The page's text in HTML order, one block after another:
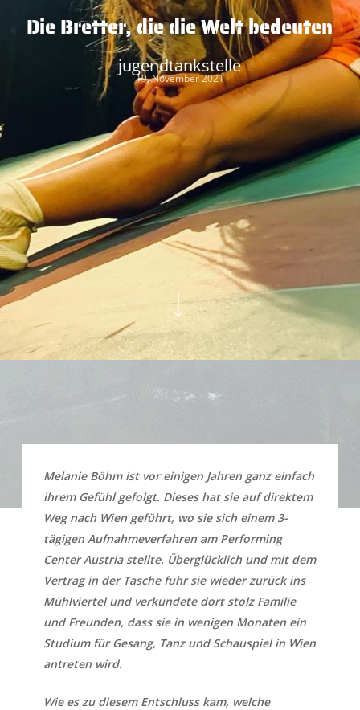
Die Bretter, die die Welt bedeuten
jugendtankstelle
19. November 2021
Melanie Böhm ist vor einigen Jahren ganz einfach
ihrem Gefühl gefolgt. Dieses hat sie auf direktem
Weg nach Wien geführt, wo sie sich einem 3-
tägigen Aufnahmeverfahren am Performing
Center Austria stellte. Überglücklich und mit dem
Vertrag in der Tasche fuhr sie wieder zurück ins
Mühlviertel und verkündete dort stolz Familie
und Freunden, dass sie in wenigen Monaten ein
Studium für Gesang, Tanz und Schauspiel in Wien
antreten wird.
Wie es zu diesem Entschluss kam, welche